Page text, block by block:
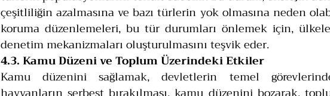
çeşitliliğin azalmasına ve bazı türlerin yok olmasına neden
koruma düzenlemeleri, bu tür durumları önlemek için,
denetim mekanizmaları oluşturulmasını teşvik eder.
4.3. Kamu Düzeni ve Toplum Üzerindeki Etkiler
Kamu düzenini sağlamak, devletlerin temel